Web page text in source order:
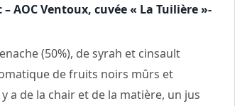
AOC Ventoux, cuvée « La Tuilière »-
(50%), de syrah et cinsault
de fruits noirs mûrs et
y a de la chair et de la matière, un jus